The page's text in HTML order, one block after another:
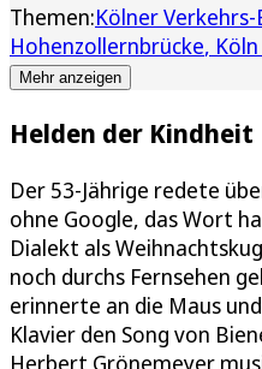
Themen:Kölner
Hohenzollernbrücke
Mehr anzeigen
Helden der Kindheit
Der 53-Jährige redete
ohne Google, das Wort
Dialekt als
noch durchs Fernsehen
erinnerte an die Maus
Klavier den Song von
Herbert Grönemeyer